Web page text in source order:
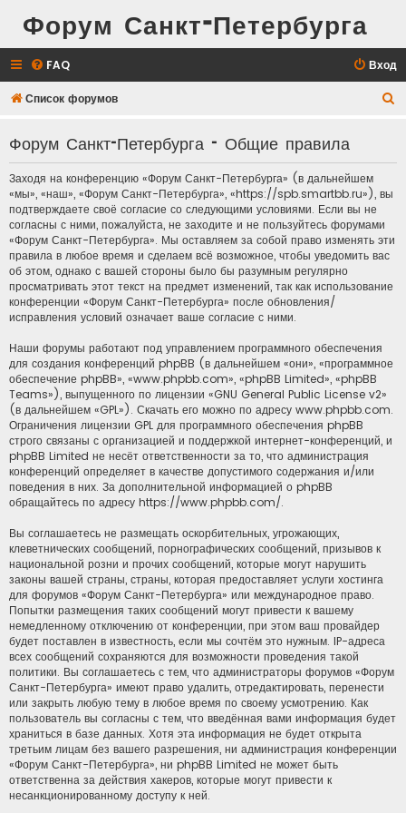
Форум Санкт-Петербурга
FAQ Вход
Список форумов
с
Форум Санкт-Петербурга - Общие правила
Заходя на конференцию «Форум Санкт-Петербурга» (в дальнейшем
«мы», «наш», «Форум Санкт-Петербурга», «https://spb.smartbb.ru»), вы
подтверждаете своё согласие со следующими условиями. Если вы не
согласны с ними, пожалуйста, не заходите и не пользуйтесь форумами
«Форум Санкт-Петербурга». Мы оставляем за собой право изменять эти
правила в любое время и сделаем всё возможное, чтобы уведомить вас
об этом, однако с вашей стороны было бы разумным регулярно
просматривать этот текст на предмет изменений, так как использование
конференции «Форум Санкт-Петербурга» после обновления/
исправления условий означает ваше согласие с ними.
Наши форумы работают под управлением программного обеспечения
для создания конференций phpBB (в дальнейшем «они», «программное
обеспечение phpBB», «www.phpbb.com», «phpBB Limited», «phpBB
Teams»), выпущенного по лицензии «GNU General Public License v2»
(в дальнейшем «GPL»). Скачать его можно по адресу www.phpbb.com.
Ограничения лицензии GPL для программного обеспечения phpBB
строго связаны с организацией и поддержкой интернет-конференций, и
phpBB Limited не несёт ответственности за то, что администрация
конференций определяет в качестве допустимого содержания и/или
поведения в них. За дополнительной информацией о phpBB
обращайтесь по адресу https://www.phpbb.com/.
Вы соглашаетесь не размещать оскорбительных, угрожающих,
клеветнических сообщений, порнографических сообщений, призывов к
национальной розни и прочих сообщений, которые могут нарушить
законы вашей страны, страны, которая предоставляет услуги хостинга
для форумов «Форум Санкт-Петербурга» или международное право.
Попытки размещения таких сообщений могут привести к вашему
немедленному отключению от конференции, при этом ваш провайдер
будет поставлен в известность, если мы сочтём это нужным. IP-адреса
всех сообщений сохраняются для возможности проведения такой
политики. Вы соглашаетесь с тем, что администраторы форумов «Форум
Санкт-Петербурга» имеют право удалить, отредактировать, перенести
или закрыть любую тему в любое время по своему усмотрению. Как
пользователь вы согласны с тем, что введённая вами информация будет
храниться в базе данных. Хотя эта информация не будет открыта
третьим лицам без вашего разрешения, ни администрация конференции
«Форум Санкт-Петербурга», ни phpBB Limited не может быть
ответственна за действия хакеров, которые могут привести к
несанкционированному доступу к ней.